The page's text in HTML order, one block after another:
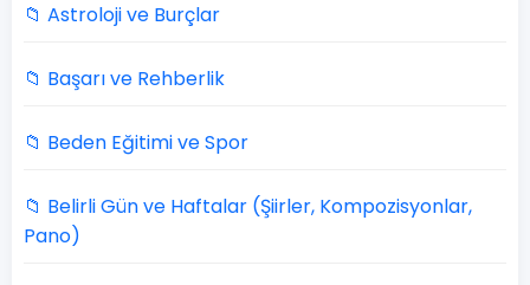
📁 Astroloji ve Burçlar
📁 Başarı ve Rehberlik
📁 Beden Eğitimi ve Spor
📁 Belirli Gün ve Haftalar (Şiirler, Kompozisyonlar,
Pano)